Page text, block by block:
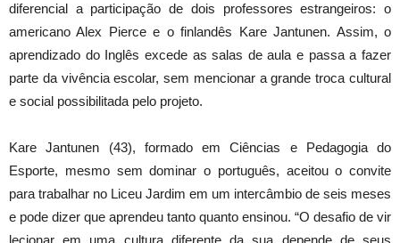
diferencial a participação de dois professores estrangeiros: o
americano Alex Pierce e o finlandês Kare Jantunen. Assim, o
aprendizado do Inglês excede as salas de aula e passa a fazer
parte da vivência escolar, sem mencionar a grande troca cultural
e social possibilitada pelo projeto.
Kare Jantunen (43), formado em Ciências e Pedagogia do
Esporte, mesmo sem dominar o português, aceitou o convite
para trabalhar no Liceu Jardim em um intercâmbio de seis meses
e pode dizer que aprendeu tanto quanto ensinou. “O desafio de vir
lecionar em uma cultura diferente da sua depende de seus